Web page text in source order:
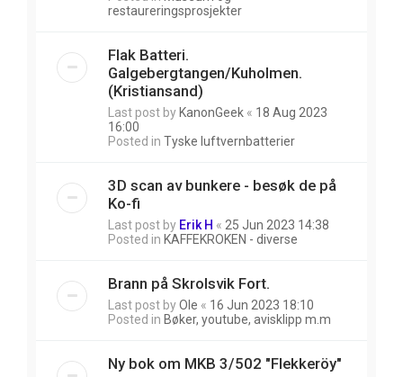
restaureringsprosjekter
Flak Batteri.
Galgebergtangen/Kuholmen.
(Kristiansand)
Last post by KanonGeek « 18 Aug 2023
16:00
Posted in Tyske luftvernbatterier
3D scan av bunkere - besøk de på
Ko-fi
Last post by Erik H « 25 Jun 2023 14:38
Posted in KAFFEKROKEN - diverse
Brann på Skrolsvik Fort.
Last post byOle « 16 Jun 2023 18:10
Posted in Bøker, youtube, avisklipp m.m
Ny bok om MKB 3/502 "Flekkeröy"